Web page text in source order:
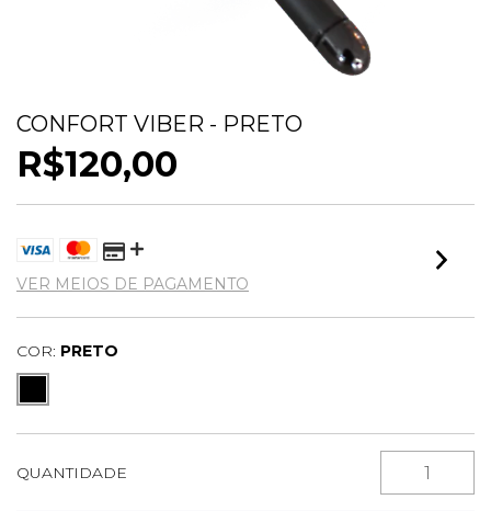
CONFORT VIBER - PRETO
R$120,00
VER MEIOS DE PAGAMENTO
COR: PRETO
QUANTIDADE